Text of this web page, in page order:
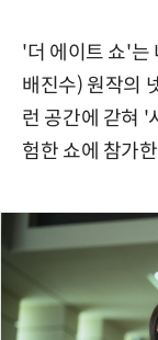
'더 에이트 쇼'는
배진수) 원작의
런 공간에 갇혀 '
험한 쇼에 참가